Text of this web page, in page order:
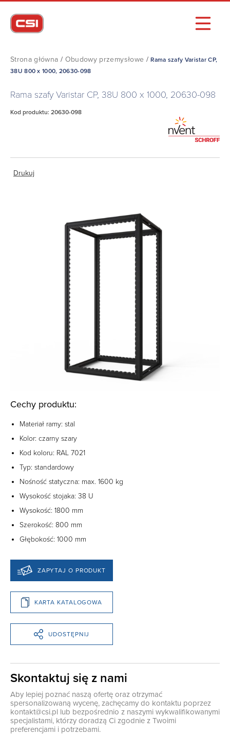
Strona główna / Obudowy przemysłowe /Rama szafy Varistar CP,
38U 800 x 1000, 20630-098
Rama szafy Varistar CP, 38U 800 x 1000, 20630-098
Kod produktu: 20630-098
Drukuj
Cechy produktu:
Materiał ramy: stal ‎
Kolor: czarny szary
Kod koloru: RAL 7021
Typ: standardowy
Nośność statyczna: max. 1600 kg‎
Wysokość stojaka: 38 U ‎
Wysokość: 1800 mm ‎
Szerokość: 800 mm ‎
Głębokość: 1000 mm‎
ZAPYTAJ O PRODUKT
KARTA KATALOGOWA
UDOSTĘPNIJ
Skontaktuj się z nami
Aby lepiej poznać naszą ofertę oraz otrzymać
spersonalizowaną wycenę, zachęcamy do kontaktu poprzez
kontakt@csi.pl lub bezpośrednio z naszymi wykwalifikowanymi
specjalistami, którzy doradzą Ci zgodnie z Twoimi
preferencjami i potrzebami.